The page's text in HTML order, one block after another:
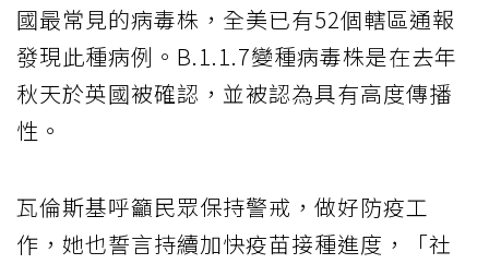
國最常見的病毒株，全美已有52個轄區通報
發現此種病例。B.1.1.7變種病毒株是在去年
秋天於英國被確認，並被認為具有高度傳播
性。
瓦倫斯基呼籲民眾保持警戒，做好防疫工
作，她也誓言持續加快疫苗接種進度，「社